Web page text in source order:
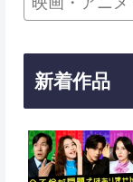
新着作品